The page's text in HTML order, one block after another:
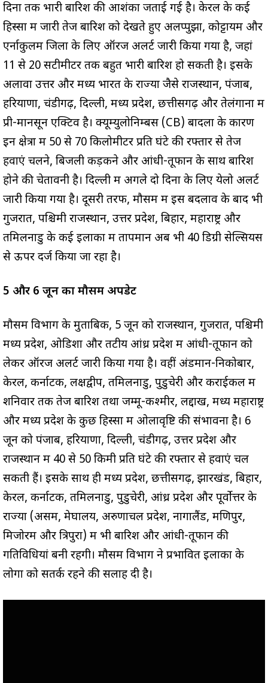
दिनों तक भारी बारिश की आशंका जताई गई है। केरल के कई
हिस्सों में जारी तेज बारिश को देखते हुए अलप्पुझा, कोट्टायम और
एर्नाकुलम जिलों के लिए ऑरेंज अलर्ट जारी किया गया है, जहां
11 से 20 सेंटीमीटर तक बहुत भारी बारिश हो सकती है। इसके
अलावा उत्तर और मध्य भारत के राज्यों जैसे राजस्थान, पंजाब,
हरियाणा, चंडीगढ़, दिल्ली, मध्य प्रदेश, छत्तीसगढ़ और तेलंगाना में
प्री-मानसून एक्टिव है। क्यूम्युलोनिम्बस (CB) बादलों के कारण
इन क्षेत्रों में 50 से 70 किलोमीटर प्रति घंटे की रफ्तार से तेज
हवाएं चलने, बिजली कड़कने और आंधी-तूफान के साथ बारिश
होने की चेतावनी है। दिल्ली में अगले दो दिनों के लिए येलो अलर्ट
जारी किया गया है। दूसरी तरफ, मौसम में इस बदलाव के बाद भी
गुजरात, पश्चिमी राजस्थान, उत्तर प्रदेश, बिहार, महाराष्ट्र और
तमिलनाडु के कई इलाकों में तापमान अब भी 40 डिग्री सेल्सियस
से ऊपर दर्ज किया जा रहा है।
5 और 6 जून का मौसम अपडेट
मौसम विभाग के मुताबिक, 5 जून को राजस्थान, गुजरात, पश्चिमी
मध्य प्रदेश, ओडिशा और तटीय आंध्र प्रदेश में आंधी-तूफान को
लेकर ऑरेंज अलर्ट जारी किया गया है। वहीं अंडमान-निकोबार,
केरल, कर्नाटक, लक्षद्वीप, तमिलनाडु, पुडुचेरी और कराईकल में
शनिवार तक तेज बारिश तथा जम्मू-कश्मीर, लद्दाख, मध्य महाराष्ट्र
और मध्य प्रदेश के कुछ हिस्सों में ओलावृष्टि की संभावना है। 6
जून को पंजाब, हरियाणा, दिल्ली, चंडीगढ़, उत्तर प्रदेश और
राजस्थान में 40 से 50 किमी प्रति घंटे की रफ्तार से हवाएं चल
सकती हैं। इसके साथ ही मध्य प्रदेश, छत्तीसगढ़, झारखंड, बिहार,
केरल, कर्नाटक, तमिलनाडु, पुडुचेरी, आंध्र प्रदेश और पूर्वोत्तर के
राज्यों (असम, मेघालय, अरुणाचल प्रदेश, नागालैंड, मणिपुर,
मिजोरम और त्रिपुरा) में भी बारिश और आंधी-तूफान की
गतिविधियां बनी रहेंगी। मौसम विभाग ने प्रभावित इलाकों के
लोगों को सतर्क रहने की सलाह दी है।